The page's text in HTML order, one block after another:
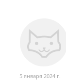
5 января 2024 г.